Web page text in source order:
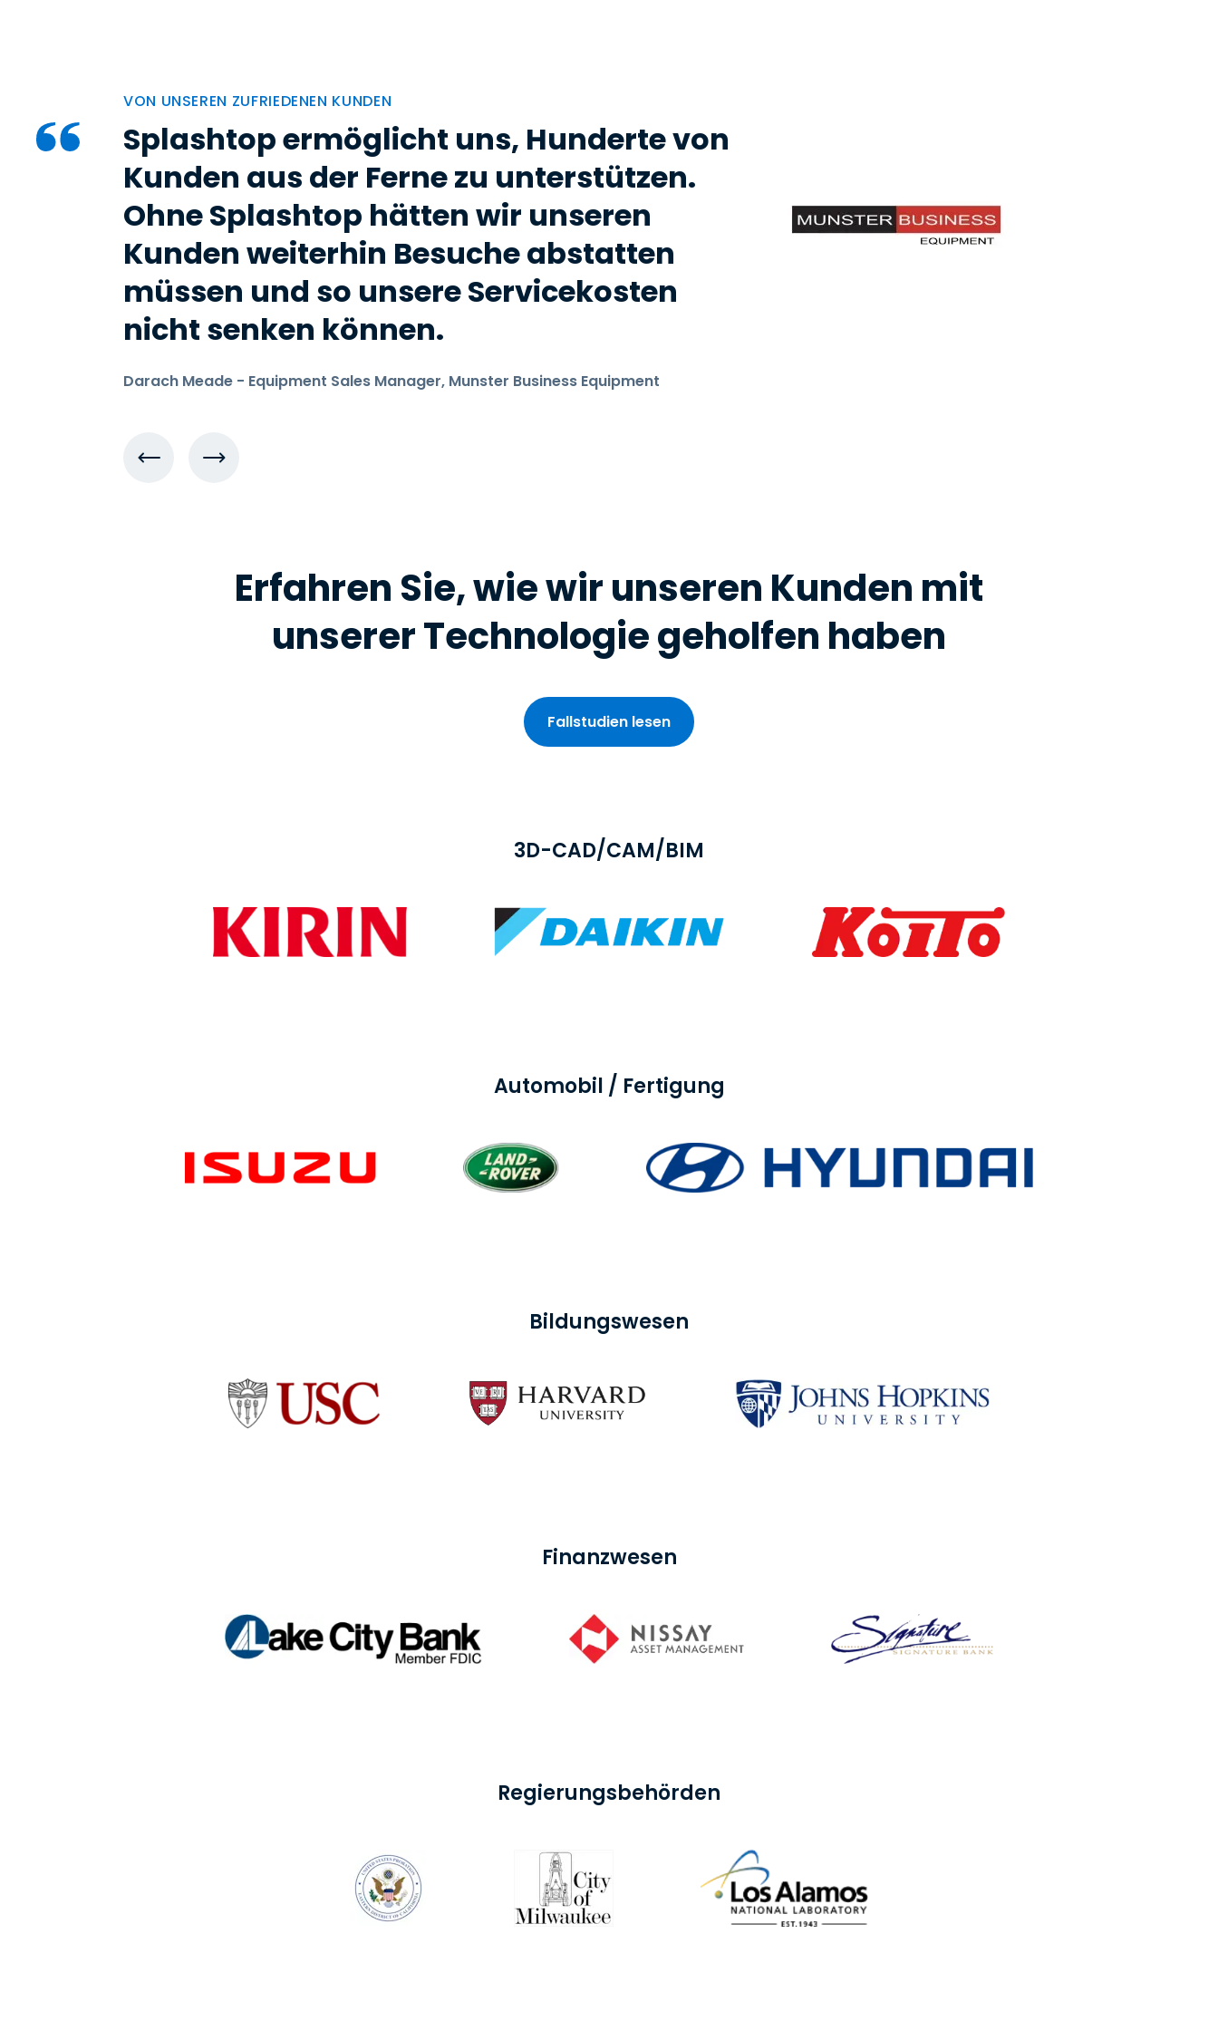
einer Einrichtung
Endpunkt-Sicherheit
entdecken
Alle Branchen entdecken
VON UNSEREN ZUFRIEDENEN KUNDEN
Splashtop ermöglicht uns, Hunderte von
Kunden aus der Ferne zu unterstützen.
Ohne Splashtop hätten wir unseren
Kunden weiterhin Besuche abstatten
müssen und so unsere Servicekosten
nicht senken können.
Darach Meade - Equipment Sales Manager, Munster Business Equipment
Erfahren Sie, wie wir unseren Kunden mit
unserer Technologie geholfen haben
Fallstudien lesen
3D-CAD/CAM/BIM
Automobil / Fertigung
Bildungswesen
Finanzwesen
Regierungsbehörden